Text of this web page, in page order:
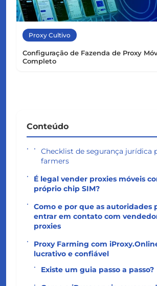
Proxy Cultivo
Configuração de Fazenda de Proxy
Completo
Conteúdo
Checklist de segurança jurídica
farmers
É legal vender proxies móveis
próprio chip SIM?
Como e por que as autoridades
entrar em contato com
proxies
Proxy Farming com
lucrativo e confiável
Existe um guia passo a passo?